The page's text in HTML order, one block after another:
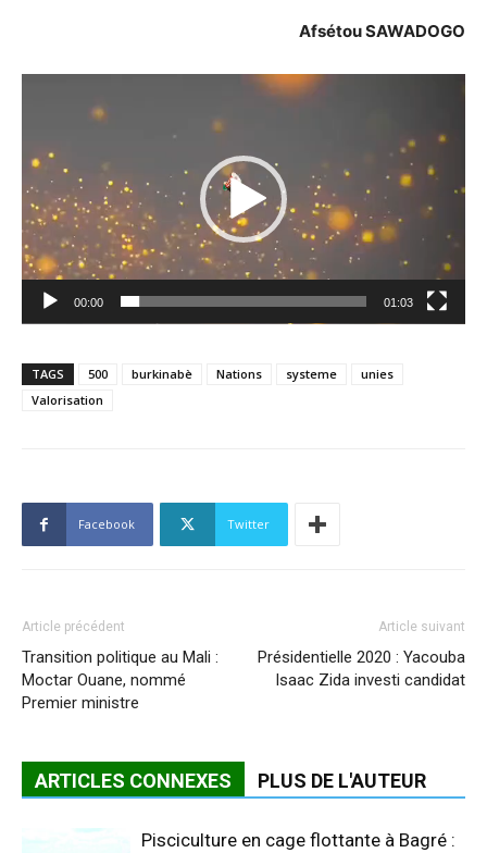
Afsétou SAWADOGO
Lecteur
00:00 01:03
TAGS 500 burkinabè Nations systeme
unies
Valorisation
Facebook Twitter
Article précédent
Transition politique au Mali :
Moctar Ouane, nommé
Premier ministre
Article suivant
Présidentielle 2020 : Yacouba
Isaac Zida investi candidat
ARTICLES CONNEXES PLUS DE L'AUTEUR
Pisciculture en cage flottante à Bagré :